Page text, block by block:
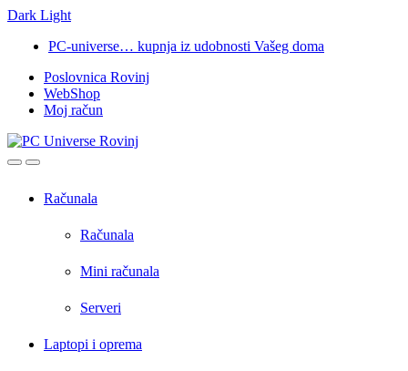
Dark Light
navigation
content
PC-universe… kupnja iz udobnosti Vašeg doma
Poslovnica Rovinj
WebShop
Moj račun
OpenClose
Računala
Računala
Mini računala
Serveri
Laptopi i oprema